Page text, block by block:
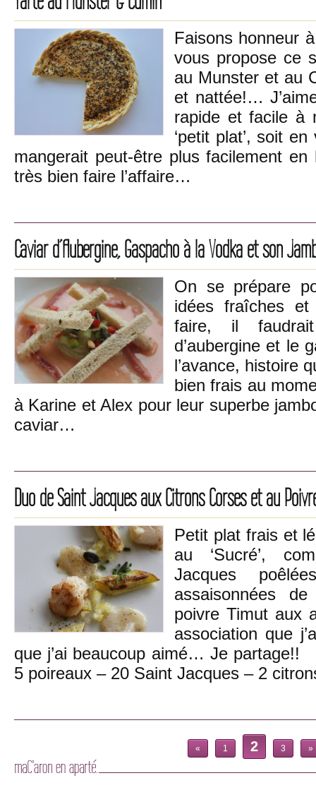
Faisons honneur
vous propose ce
au Munster et au
et nattée!…
rapide et facile à
‘petit plat’, soit
mangerait peut-être plus facilement
très bien faire l’affaire…
Caviar d’Aubergine, Gaspacho à la Vodka et son
On se prépare
idées fraîches
faire, il
d’aubergine et le
l’avance, histoire
bien frais au
à Karine et Alex pour leur superbe
caviar…
Duo de Saint Jacques aux Citrons Corses et au
Petit plat frais et
au ‘Sucré’,
Jacques
assaisonnées
poivre Timut aux
association que
que j’ai beaucoup aimé… Je
5 poireaux – 20 Saint Jacques – 2
« 1 2 3 »